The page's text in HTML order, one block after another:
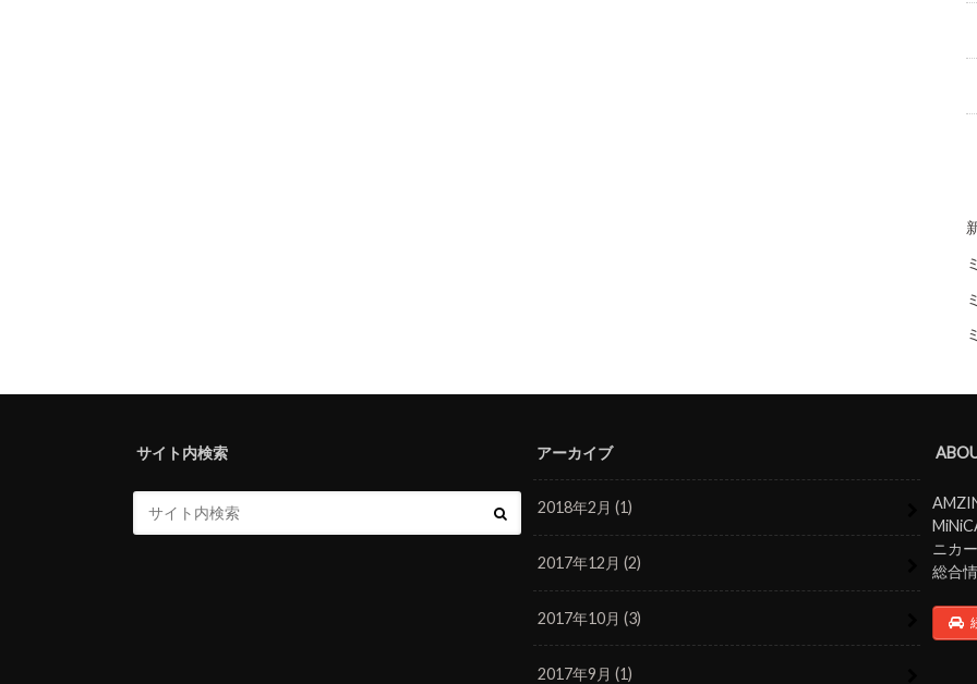
サイト内検索 アーカイブ
2018年2月 (1)
2017年12月 (2)
2017年10月 (3)
2017年9月 (1)
ニカ
総合